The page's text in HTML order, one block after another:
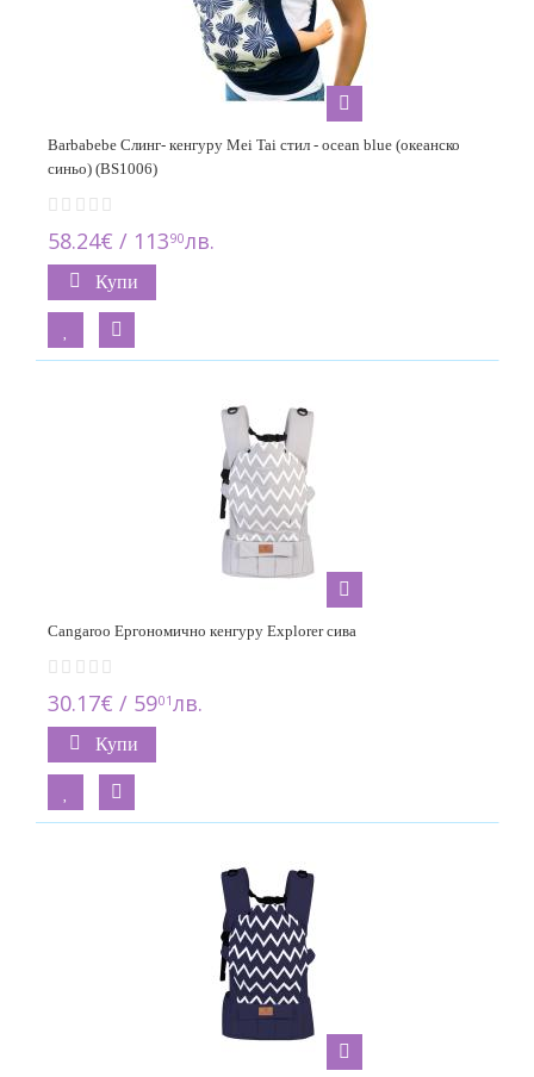
Barbabebe Слинг- кенгуру Mei Tai стил - ocean blue (океанско
синьо) (BS1006)
58.24€ / 11390лв.
Купи
Cangaroo Ергономично кенгуру Explorer сива
30.17€ / 5901лв.
Купи